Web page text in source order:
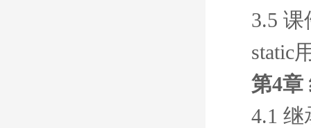
3.5 课
static
第4章
4.1